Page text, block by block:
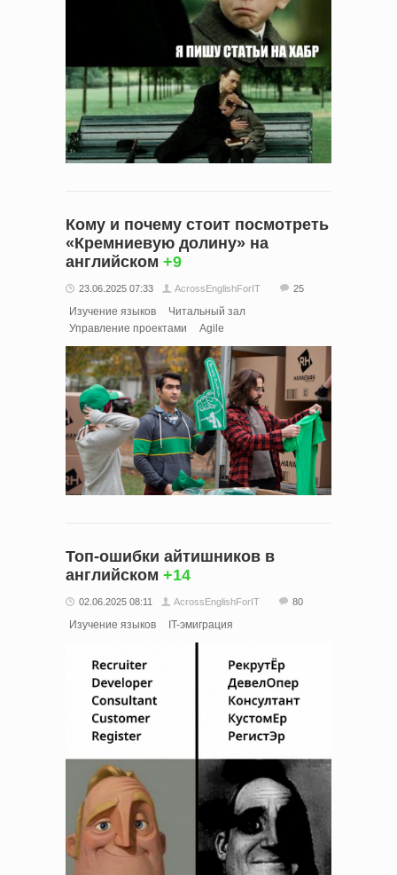
Кому и почему стоит посмотреть
«Кремниевую долину» на
английском +9
23.06.2025 07:33 AcrossEnglishForIT 25
Изучение языков
Читальный зал
Управление проектами
Agile
Топ-ошибки айтишников в
английском +14
02.06.2025 08:11 AcrossEnglishForIT 80
Изучение языков IT-эмиграция